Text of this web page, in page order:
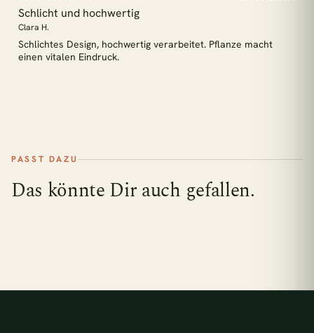
Schlicht und hochwertig
Clara H.
Schlichtes Design, hochwertig verarbeitet. Pflanze macht
einen vitalen Eindruck.
PASST DAZU
Das könnte Dir auch gefallen.